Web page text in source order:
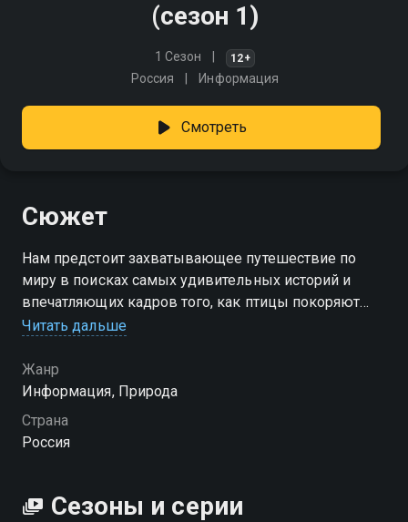
(сезон 1)
1 Сезон 12+
Россия Информация
Смотреть
Сюжет
Нам предстоит захватывающее путешествие по
миру в поисках самых удивительных историй и
впечатляющих кадров того, как птицы покоряют
все известные стихии. Этот сериал доказывает, что
Посмотреть онлайн 1 сезон сериала Птицы.
Покорители стихий вы можете совершенно
бесплатно в хорошем HD качестве на Смотрёшке
Читать дальше
Жанр
Информация, Природа
Страна
Россия
Сезоны и серии